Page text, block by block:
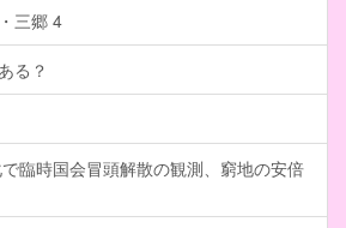
三郷 4
る？
で臨時国会冒頭解散の観測、窮地の安倍